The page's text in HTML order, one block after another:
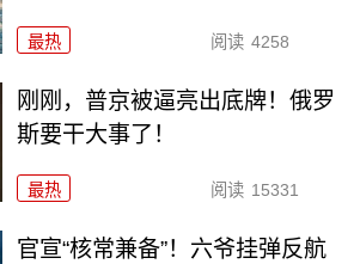
最热 阅读 4258
刚刚，普京被逼亮出底牌！俄罗
斯要干大事了！
最热 阅读 15331
官宣“核常兼备”！六爷挂弹反航